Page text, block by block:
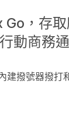
，存
動商務
建撥號器撥打